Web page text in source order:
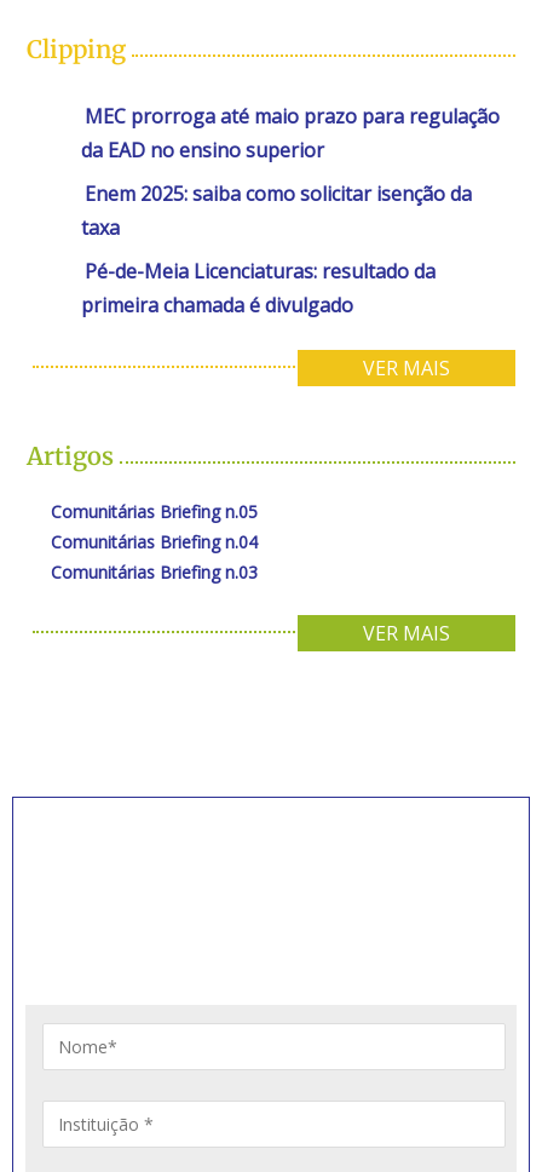
Clipping
MEC prorroga até maio prazo para regulação
da EAD no ensino superior
Enem 2025: saiba como solicitar isenção da
taxa
Pé-de-Meia Licenciaturas: resultado da
primeira chamada é divulgado
VER MAIS
Artigos
Comunitárias Briefing n.05
Comunitárias Briefing n.04
Comunitárias Briefing n.03
VER MAIS